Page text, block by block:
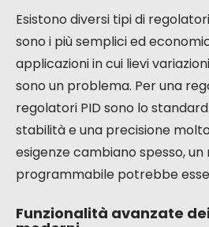
Esistono diversi tipi di
sono i più semplici ed
applicazioni in cui lievi
sono un problema. Per una
regolatori PID sono lo
stabilità e una precisione
esigenze cambiano spesso,
programmabile potrebbe
Funzionalità avanzate